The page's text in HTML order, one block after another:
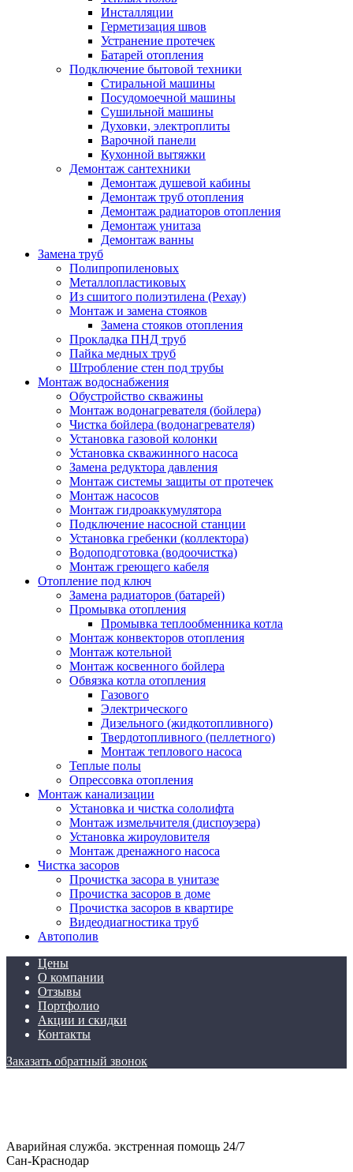
Инсталляции
Герметизация швов
Устранение протечек
Батарей отопления
Подключение бытовой техники
Стиральной машины
Посудомоечной машины
Сушильной машины
Духовки, электроплиты
Варочной панели
Кухонной вытяжки
Демонтаж сантехники
Демонтаж душевой кабины
Демонтаж труб отопления
Демонтаж радиаторов отопления
Демонтаж унитаза
Демонтаж ванны
Замена труб
Полипропиленовых
Металлопластиковых
Из сшитого полиэтилена (Рехау)
Монтаж и замена стояков
Замена стояков отопления
Прокладка ПНД труб
Пайка медных труб
Штробление стен под трубы
Монтаж водоснабжения
Обустройство скважины
Монтаж водонагревателя (бойлера)
Чистка бойлера (водонагревателя)
Установка газовой колонки
Установка скважинного насоса
Замена редуктора давления
Монтаж системы защиты от протечек
Монтаж насосов
Монтаж гидроаккумулятора
Подключение насосной станции
Установка гребенки (коллектора)
Водоподготовка (водоочистка)
Монтаж греющего кабеля
Отопление под ключ
Замена радиаторов (батарей)
Промывка отопления
Промывка теплообменника котла
Монтаж конвекторов отопления
Монтаж котельной
Монтаж косвенного бойлера
Обвязка котла отопления
Газового
Электрического
Дизельного (жидкотопливного)
Твердотопливного (пеллетного)
Монтаж теплового насоса
Теплые полы
Опрессовка отопления
Монтаж канализации
Установка и чистка сололифта
Монтаж измельчителя (диспоузера)
Установка жироуловителя
Монтаж дренажного насоса
Чистка засоров
Прочистка засора в унитазе
Прочистка засоров в доме
Прочистка засоров в квартире
Видеодиагностика труб
Автополив
Цены
О компании
Отзывы
Портфолио
Акции и скидки
Контакты
Заказать обратный звонок
Демонтаж унитаза
Демонтаж ванны
Замена труб
Полипропиленовых
Металлопластиковых
Из сшитого полиэтилена (Рехау)
Монтаж и замена стояков
Замена стояков отопления
Прокладка ПНД труб
Пайка медных труб
Штробление стен под трубы
Монтаж водоснабжения
Обустройство скважины
Монтаж водонагревателя (бойлера)
Чистка бойлера (водонагревателя)
Установка газовой колонки
Установка скважинного насоса
Замена редуктора давления
Монтаж системы защиты от протечек
Монтаж насосов
Монтаж гидроаккумулятора
Подключение насосной станции
Установка гребенки (коллектора)
Водоподготовка (водоочистка)
Монтаж греющего кабеля
Отопление под ключ
Замена радиаторов (батарей)
Промывка отопления
Промывка теплообменника котла
Монтаж конвекторов отопления
Монтаж котельной
Монтаж косвенного бойлера
Обвязка котла отопления
Газового
Электрического
Дизельного (жидкотопливного)
Твердотопливного (пеллетного)
Монтаж теплового насоса
Теплые полы
Опрессовка отопления
Монтаж канализации
Установка и чистка сололифта
Монтаж измельчителя (диспоузера)
Установка жироуловителя
Монтаж дренажного насоса
Чистка засоров
Прочистка засора в унитазе
Прочистка засоров в доме
Прочистка засоров в квартире
Видеодиагностика труб
Автополив
Аварийная служба. экстренная помощь 24/7
Сан-Краснодар